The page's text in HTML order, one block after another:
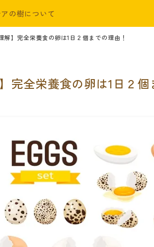
の樹について
解】完全栄養食の卵は1日２個までの理由！
完全栄養食の卵は1日２